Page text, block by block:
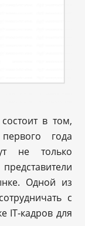
в том,
года
не только
Одной из
с
IT-кадров для